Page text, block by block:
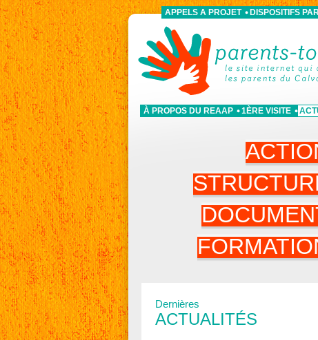
À PROPOS DU REAAP 1ÈRE VISITE
APPELS A PROJET DISPOSITIFS
Dernières
ACTUALITÉS